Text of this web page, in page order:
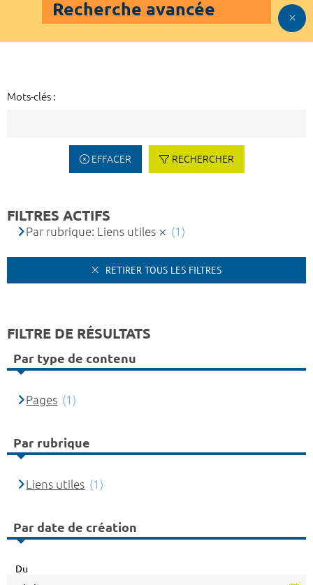
Recherche avancée
Mots-clés :
EFFACER RECHERCHER
FILTRES ACTIFS
Par rubrique: Liens utiles (1)
RETIRER TOUS LES FILTRES
FILTRE DE RÉSULTATS
Par type de contenu
Pages (1)
Par rubrique
Liens utiles (1)
Par date de création
Du